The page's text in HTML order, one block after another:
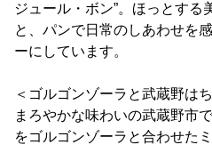
ジュール・ボン”。ほっとする
と、パンで日常のしあわせを
ーにしています。
＜ゴルゴンゾーラと武蔵野は
まろやかな味わいの武蔵野市
をゴルゴンゾーラと合わせた